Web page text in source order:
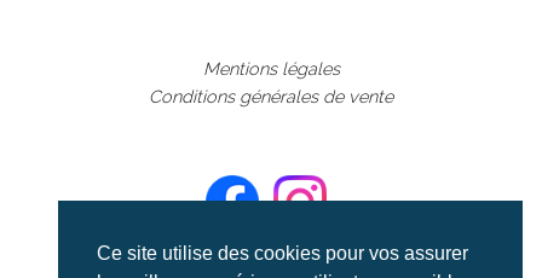
Ce site utilise des cookies pour vos assurer
Mentions légales
Conditions générales de vente